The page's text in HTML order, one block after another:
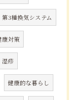
第3種換気システム
康対策
湿疹
健康的な暮らし